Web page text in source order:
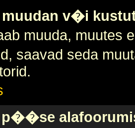
muudan v�i
muuda, muutes
saavad seda
p��se